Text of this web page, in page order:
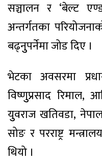
सञ्चालन र ‘बेल्ट
अन्तर्गतका
बढ्नुुपर्नेमा जोड दिए ।
भेटका अवसरमा
विष्णुुप्रसाद रिमाल,
युुवराज खतिवडा,
सोङ र परराष्ट्र
थियो ।